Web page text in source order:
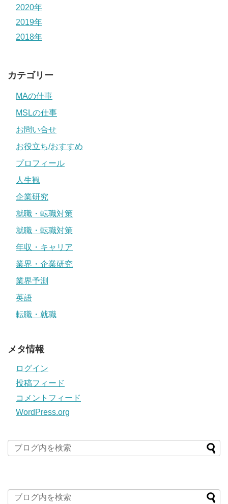
2020年
2019年
2018年
カテゴリー
MAの仕事
MSLの仕事
お問い合せ
お役立ち/おすすめ
プロフィール
人生観
企業研究
就職・転職対策
就職・転職対策
年収・キャリア
業界・企業研究
業界予測
英語
転職・就職
メタ情報
ログイン
投稿フィード
コメントフィード
WordPress.org